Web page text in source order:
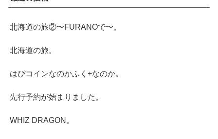
北海道の旅②〜FURANOで〜。
北海道の旅。
はぴコインなのかふく+なのか。
先行予約が始まりました。
WHIZ DRAGON。